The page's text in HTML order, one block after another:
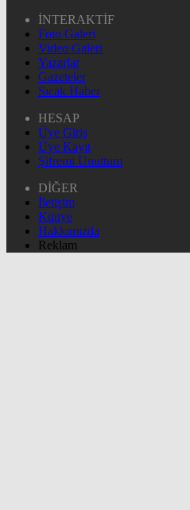
İNTERAKTİF
Foto Galeri
Video Galeri
Yazarlar
Gazeteler
Sıcak Haber
HESAP
Üye Giriş
Üye Kayıt
Şifremi Unuttum
DİĞER
İletişim
Künye
Hakkımızda
Reklam